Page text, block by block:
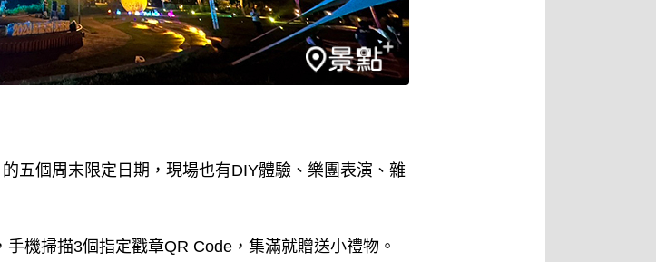
五個周末限定日期，現場也有DIY體驗、樂團表演、雜
機掃描3個指定戳章QR Code，集滿就贈送小禮物。